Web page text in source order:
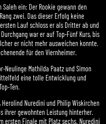
ein: Der Rookie gewann den
zwei. Das dieser Erfolg keine
Lauf schloss er als Dritter ab und
war er auf Top-Fünf Kurs, bis
er nicht mehr ausweichen konnte.
für den Viernheimer.
Neulinge Mathilda Paatz und Simon
eine tolle Entwicklung und
Ten.
Herolind Nuredini und Philip Wiskirchen
ihrer gewohnten Leistung hinterher.
ersten Finale mit Platz sechs. Nuredini